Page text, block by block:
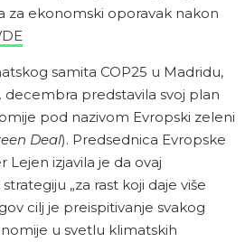
za ekonomski oporavak nakon
samita COP25 u Madridu,
decembra predstavila svoj plan
pod nazivom Evropski zeleni
Deal). Predsednica Evropske
Lejen izjavila je da ovaj
„za rast koji daje više
cilj je preispitivanje svakog
u svetlu klimatskih